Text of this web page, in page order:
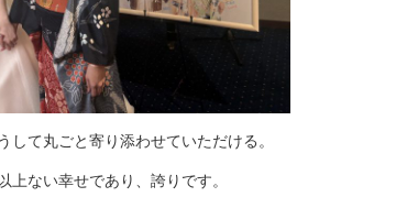
て丸ごと寄り添わせていただける。
上ない幸せであり、誇りです。